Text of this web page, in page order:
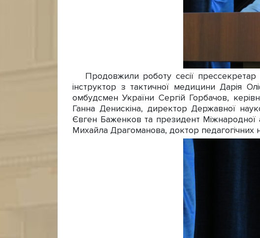
Продовжили роботу сесії прессекретар
інструктор з тактичної медицини Дарія
омбудсмен України Сергій Горбачов,
Ганна Денискіна, директор Державної
Євген Баженков та президент Міжнародної
Михайла Драгоманова, доктор педагогічних